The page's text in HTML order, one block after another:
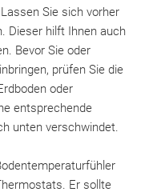
Sie sich vorher
Dieser hilft Ihnen auch
Bevor Sie oder
prüfen Sie die
oder
entsprechende
unten verschwindet.
Er sollte